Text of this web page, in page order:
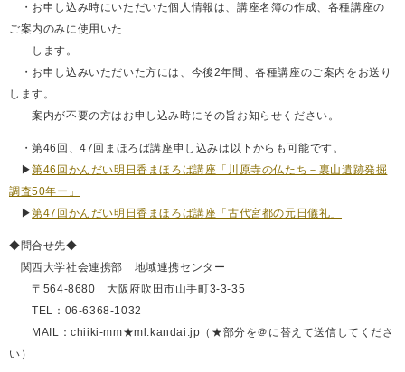
・お申し込み時にいただいた個人情報は、講座名簿の作成、各種講座の
ご案内のみに使用いた
します。
・お申し込みいただいた方には、今後2年間、各種講座のご案内をお送り
します。
案内が不要の方はお申し込み時にその旨お知らせください。
・第46回、47回まほろば講座申し込みは以下からも可能です。
▶第46回かんだい明日香まほろば講座「川原寺の仏たち－裏山遺跡発掘
調査50年ー」
▶第47回かんだい明日香まほろば講座「古代宮都の元日儀礼」
◆問合せ先◆
関西大学社会連携部 地域連携センター
〒564-8680 大阪府吹田市山手町3-3-35
TEL：06-6368-1032
MAIL：chiiki-mm★ml.kandai.jp（★部分を＠に替えて送信してくださ
い）